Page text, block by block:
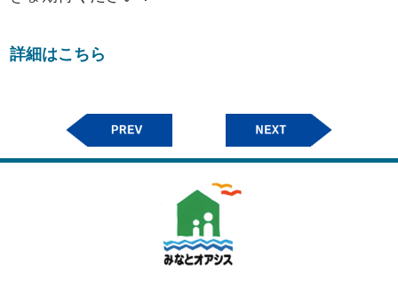
詳細はこちら